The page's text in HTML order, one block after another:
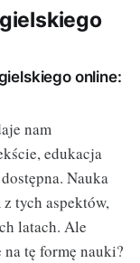
online:
nam
edukacja
Nauka
tych aspektów,
latach. Ale
tę formę nauki?